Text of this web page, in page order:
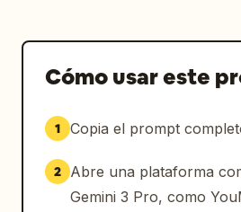
Cómo usar este
1 Copia el prompt
2
Abre una plataforma
Gemini 3 Pro, como